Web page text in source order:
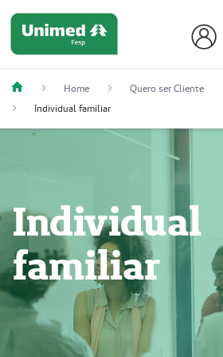
Home Quero ser Cliente
Individual familiar
Individual
familiar